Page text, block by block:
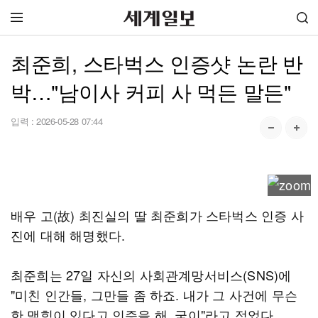
최준희, 스타벅스 인증샷 논란 반
박…"남이사 커피 사 먹든 말든"
입력 : 2026-05-28 07:44
배우 고(故) 최진실의 딸 최준희가 스타벅스 인증 사
진에 대해 해명했다.
최준희는 27일 자신의 사회관계망서비스(SNS)에
"미친 인간들, 그만들 좀 하죠. 내가 그 사건에 무슨